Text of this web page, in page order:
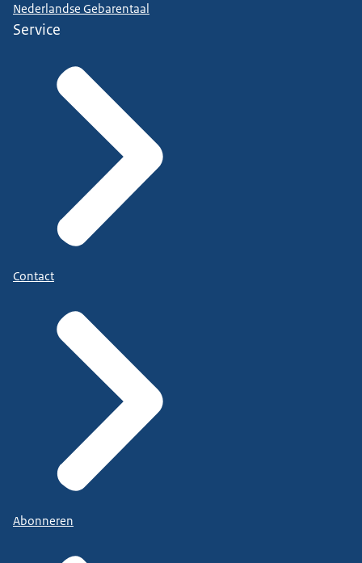
Nederlandse Gebarentaal
Service
Contact
Abonneren